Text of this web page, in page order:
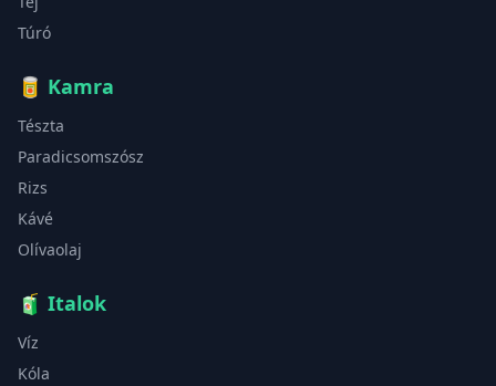
Túró
🥫 Kamra
Tészta
Paradicsomszósz
Rizs
Kávé
Olívaolaj
🧃 Italok
Víz
Kóla